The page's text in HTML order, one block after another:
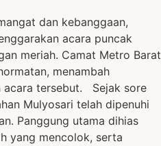
dan kebanggaan,
acara puncak
meriah. Camat Metro Barat
menambah
acara tersebut. Sejak sore
Mulyosari telah dipenuhi
Panggung utama dihias
yang mencolok, serta